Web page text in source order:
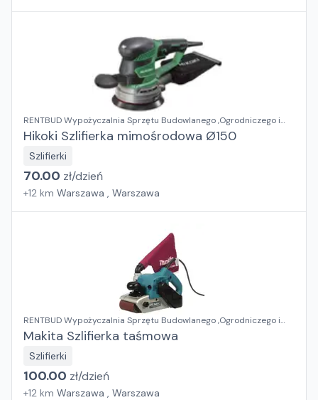
RENTBUD Wypożyczalnia Sprzętu Budowlanego ,Ogrodniczego i
Elektronarzędzi
Hikoki Szlifierka mimośrodowa Ø150
Szlifierki
70.00 zł/dzień
+12 km Warszawa , Warszawa
RENTBUD Wypożyczalnia Sprzętu Budowlanego ,Ogrodniczego i
Elektronarzędzi
Makita Szlifierka taśmowa
Szlifierki
100.00 zł/dzień
+12 km Warszawa , Warszawa